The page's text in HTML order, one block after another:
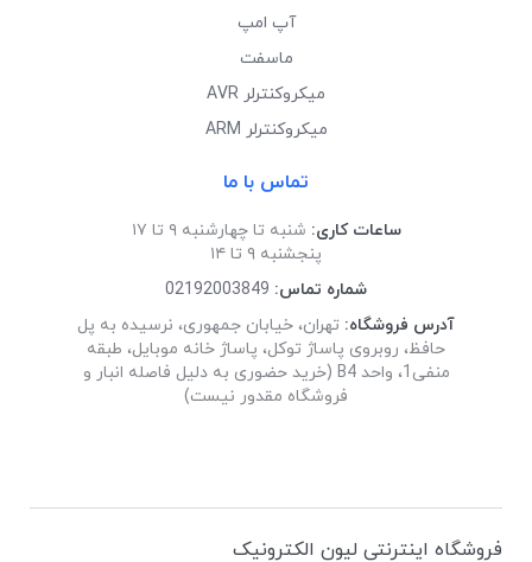
آپ امپ
ماسفت
میکروکنترلر AVR
میکروکنترلر ARM
تماس با ما
ساعات کاری: شنبه تا چهارشنبه ۹ تا ۱۷
پنجشنبه ۹ تا ۱۴
شماره تماس: 02192003849
آدرس فروشگاه: تهران، خیابان جمهوری، نرسیده به پل
حافظ، روبروی پاساژ توکل، پاساژ خانه موبایل، طبقه
منفی1، واحد B4 (خرید حضوری به دلیل فاصله انبار و
فروشگاه مقدور نیست)
فروشگاه اینترنتی لیون الکترونیک